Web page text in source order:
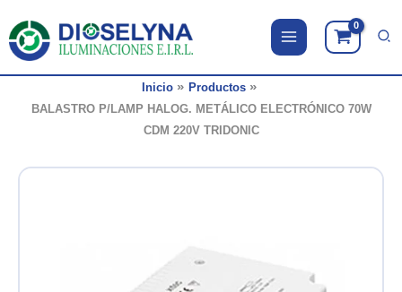
contenido
Inicio
Productos
BALASTRO P/LAMP HALOG. METÁLICO ELECTRÓNICO 70W
CDM 220V TRIDONIC